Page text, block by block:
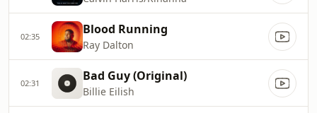
02:35 Blood Running
Ray Dalton
02:31 Bad Guy (Original)
Billie Eilish